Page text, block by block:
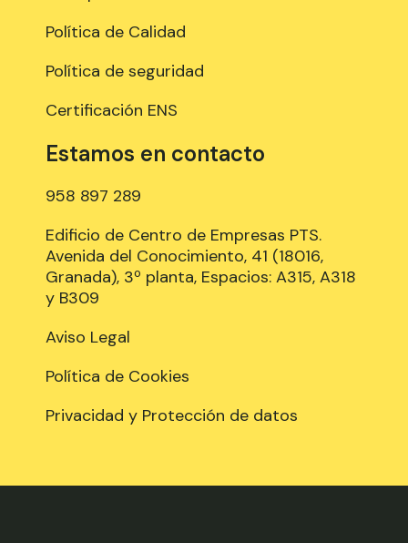
Política de Calidad
Política de seguridad
Certificación ENS
Estamos en contacto
958 897 289
Edificio de Centro de Empresas PTS.
Avenida del Conocimiento, 41 (18016,
Granada), 3º planta, Espacios: A315, A318
y B309
Aviso Legal
Política de Cookies
Privacidad y Protección de datos